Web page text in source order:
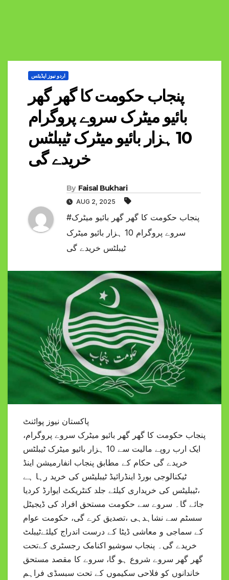
اردو نیوز اپڈیٹس
پنجاب حکومت کا گھر گھر
بائیو میٹرک سروے پروگرام
10 ہزار بائیو میٹرک ٹیبلٹس
خریدے گی
By Faisal Bukhari
AUG 2, 2025
#پنجاب حکومت کا گھر گھر بائیو میٹرک
سروے پروگرام 10 ہزار بائیو میٹرک
ٹیبلٹس خریدے گی
پاکستان نیوز پوائنٹ
پنجاب حکومت کا گھر گھر بائیو میٹرک سروے پروگرام،
ایک ارب روپے مالیت سے 10 ہزار بائیو میٹرک ٹیبلٹس
خریدے گی حکام کے مطابق پنجاب انفارمیشن اینڈ
ٹیکنالوجی بورڈ اینڈرائیڈ ٹیبلیٹس کی خرید رہا ہے
،ٹیبلیٹس کی خریداری کیلئے جلد کنٹریکٹ ایوارڈ کردیا
جائے گا۔ سروے سے حکومت مستحق افراد کی ڈیجیٹل
سسٹم سے نشاہدہی ،تصدیق کرے گی، حکومت عوام
کے سماجی و معاشی ڈیٹا کے درست اندراج کیلئےٹیبلٹ
خریدے گی۔ پنجاب سوشیو اکنامک رجسٹری کےتحت
گھر گھر سروے شروع ہو گا، سروے کا مقصد مستحق
خاندانوں کو فلاحی سکیموں کے تحت سبسڈی فراہم